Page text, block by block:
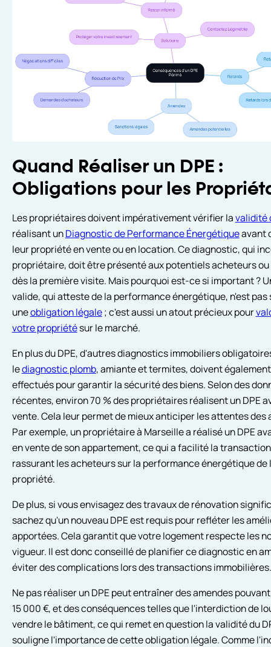
Quand Réaliser un DPE :
Obligations pour les
Les propriétaires doivent impérativement vérifier lavalidité
réalisant unDiagnostic de Performance Énergétiqueavant
leur propriété en vente ou en location. Ce diagnostic, qui
propriétaire, doit être présenté aux potentiels acheteurs
dès la première visite. Mais pourquoi est-ce si important ?
valide, qui atteste de la performance énergétique, n'est pas
uneobligation légale; c'est aussi un atout précieux pour
votre propriétésur le marché.
En plus du DPE, d'autres diagnostics immobiliers
lediagnostic plomb, amiante et termites, doivent
effectués pour garantir la sécurité des biens. Selon des
récentes, environ 70 % des propriétaires réalisent un DPE
vente. Cela leur permet de mieux anticiper les attentes des
Par exemple, un propriétaire à Marseille a réalisé un DPE
en vente de son appartement, ce qui a facilité la
rassurant les acheteurs sur la performance énergétique de
propriété.
De plus, si vous envisagez des travaux de rénovation
sachez qu'un nouveau DPE est requis pour refléter les
apportées. Cela garantit que votre logement respecte les
vigueur. Il est donc conseillé de planifier ce diagnostic en
éviter des complications lors des transactions immobilières.
Ne pas réaliser un DPE peut entraîner des amendes
15 000 €, et des conséquences telles que l'interdiction de
vendre le bâtiment, ce qui remet en question la validité du
souligne l'importance de cette obligation légale. Comme